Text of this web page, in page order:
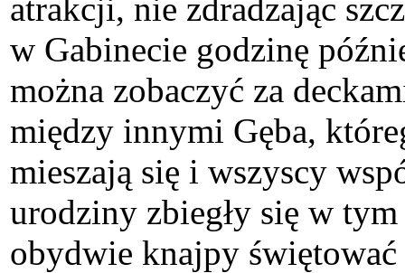
atrakcji, nie zdradzając
w Gabinecie godzinę
można zobaczyć za
między innymi Gęba,
mieszają się i wszyscy
urodziny zbiegły się w
obydwie knajpy